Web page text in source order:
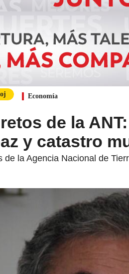
Economía
de la
y catastro
de la Agencia Nacional de